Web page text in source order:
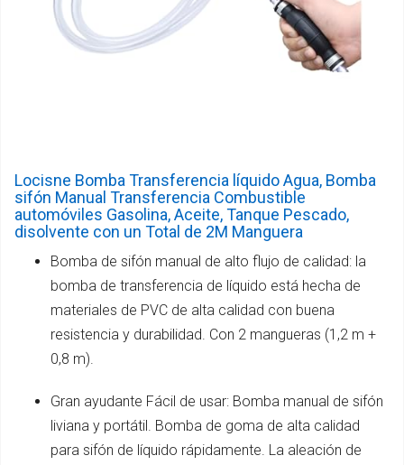
Locisne Bomba Transferencia líquido Agua, Bomba
sifón Manual Transferencia Combustible
automóviles Gasolina, Aceite, Tanque Pescado,
disolvente con un Total de 2M Manguera
Bomba de sifón manual de alto flujo de calidad: la
bomba de transferencia de líquido está hecha de
materiales de PVC de alta calidad con buena
resistencia y durabilidad. Con 2 mangueras (1,2 m +
0,8 m).
Gran ayudante Fácil de usar: Bomba manual de sifón
liviana y portátil. Bomba de goma de alta calidad
para sifón de líquido rápidamente. La aleación de